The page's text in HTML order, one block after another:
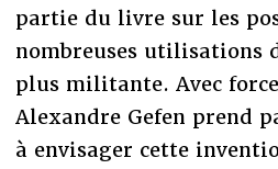
partie du livre sur les
nombreuses utilisations
plus militante. Avec
Alexandre Gefen prend
à envisager cette